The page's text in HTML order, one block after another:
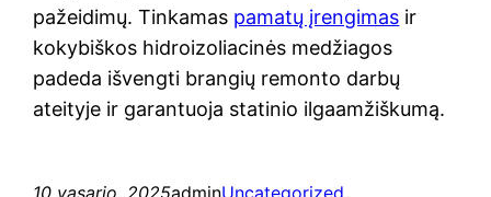
pažeidimų. Tinkamas pamatų įrengimas ir
kokybiškos hidroizoliacinės medžiagos
padeda išvengti brangių remonto darbų
ateityje ir garantuoja statinio ilgaamžiškumą.
10 vasario, 2025adminUncategorized